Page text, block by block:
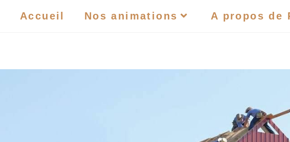
Accueil Nos animations A propos de